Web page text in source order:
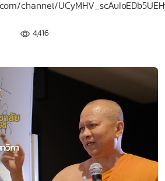
channel/
4,416